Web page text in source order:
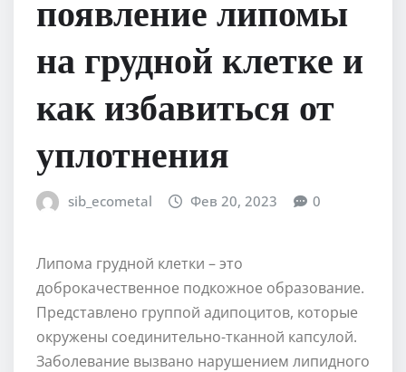
появление липомы
на грудной клетке и
как избавиться от
уплотнения
sib_ecometal Фев 20, 2023 0
Липома грудной клетки – это
доброкачественное подкожное образование.
Представлено группой адипоцитов, которые
окружены соединительно-тканной капсулой.
Заболевание вызвано нарушением липидного